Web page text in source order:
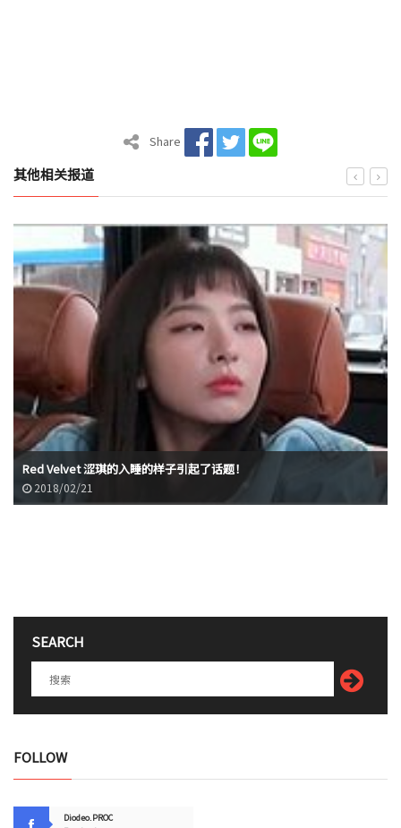
Share
其他相关报道
Red Velvet 涩琪的入睡的样子引起了话题！
2018/02/21
SEARCH
FOLLOW
Diodeo.PROC